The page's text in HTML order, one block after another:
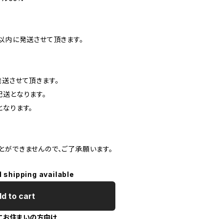
に発送させて頂きます。
させて頂きます。
となります。
ります。
できませんので、ご了承願います。
shipping available
to cart
お住まいの方向け